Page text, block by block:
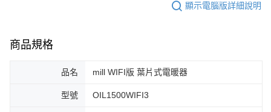
顯示電腦版詳細說明
商品規格
品名 mill WIFI版 葉片式電暖器
型號 OIL1500WIFI3